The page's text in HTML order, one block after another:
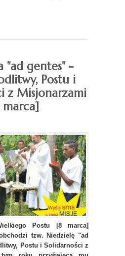
"ad gentes" -
Postu i
z Misjonarzami
marca]
Postu [8 marca]
tzw. Niedzielę "ad
Postu i Solidarności z